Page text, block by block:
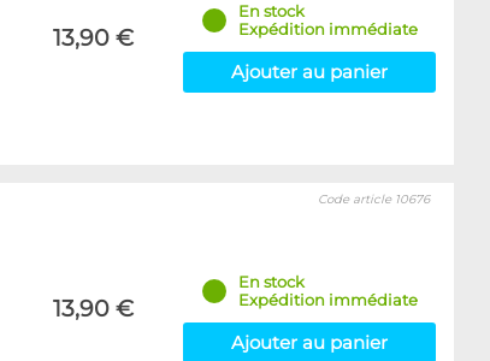
13,90 €
En stock
Expédition immédiate
Ajouter au panier
13,90 €
Code article 10676
En stock
Expédition immédiate
Ajouter au panier